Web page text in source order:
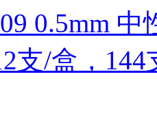
0.5mm
支/盒，144